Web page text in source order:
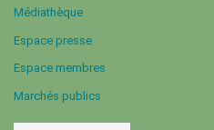
Médiathèque
Espace presse
Espace membres
Marchés publics